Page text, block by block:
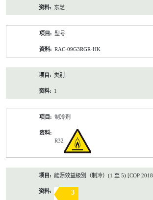
东芝
型号
RAC-09G3RGR-HK
类别
1
制冷剂
R32
能源效益級別（制冷）(1 至 5) [COP
3